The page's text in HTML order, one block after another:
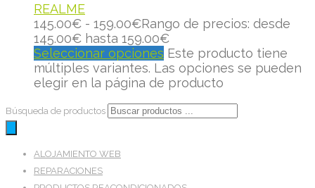
REALME
145.00€ - 159.00€Rango de precios: desde
145.00€ hasta 159.00€
Seleccionar opciones Este producto tiene
múltiples variantes. Las opciones se pueden
elegir en la página de producto
Búsqueda de productos
ALOJAMIENTO WEB
REPARACIONES